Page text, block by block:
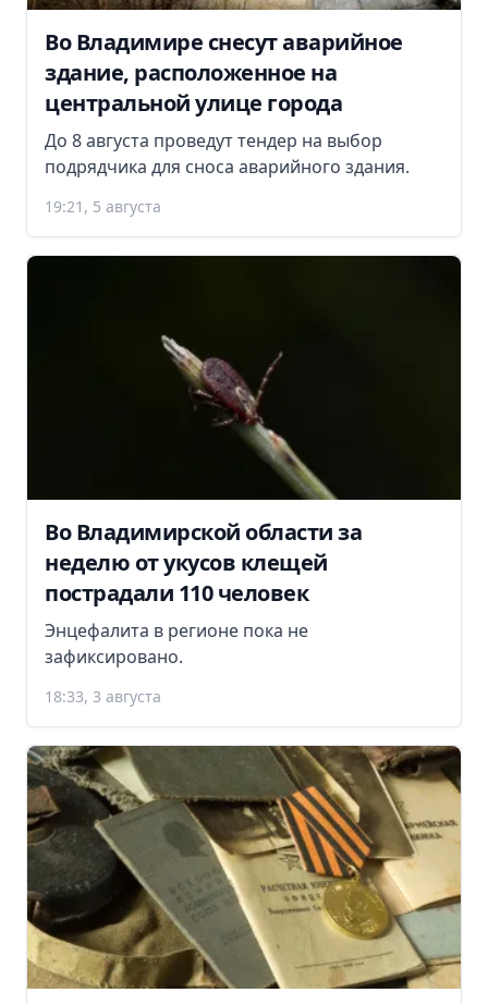
Во Владимире снесут аварийное
здание, расположенное на
центральной улице города
До 8 августа проведут тендер на выбор
подрядчика для сноса аварийного здания.
19:21, 5 августа
Во Владимирской области за
неделю от укусов клещей
пострадали 110 человек
Энцефалита в регионе пока не
зафиксировано.
18:33, 3 августа